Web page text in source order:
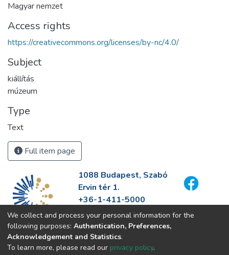
Magyar nemzet
Access rights
https://creativecommons.org/licenses/by-nc/4.0/
Subject
kiállítás
múzeum
Type
Text
Full item page
1088 Budapest, Szabó
Ervin tér 1.
+36-1-411-5000
info@fszek.hu
https://fszek.hu
We collect and process your personal information for the
following purposes: Authentication, Preferences,
Acknowledgement and Statistics.
To learn more, please read our privacy policy.